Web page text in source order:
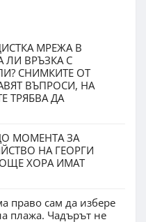
МРЕЖА В
ЛИ ВРЪЗКА С
СНИМКИТЕ ОТ
ВЪПРОСИ, НА
ТРЯБВА ДА
МОМЕНТА ЗА
НА ГЕОРГИ
ХОРА ИМАТ
право сам да избере
плажа. Чадърът не